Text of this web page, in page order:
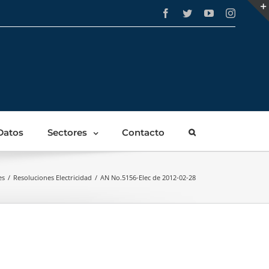
Facebook
TwitterYouTube
Sectores Contacto
/ Resoluciones Electricidad / AN No.5156-Elec de 2012-02-28